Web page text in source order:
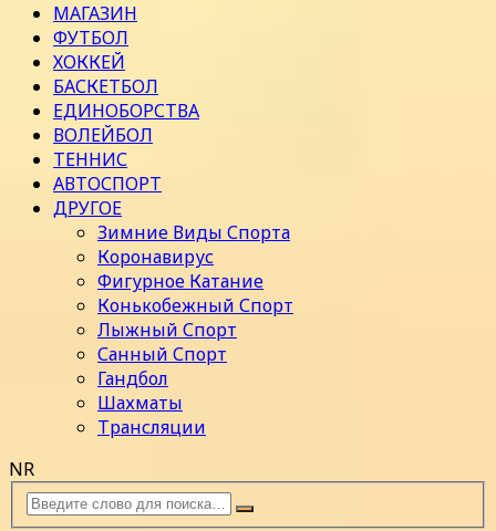
МАГАЗИН
ФУТБОЛ
ХОККЕЙ
БАСКЕТБОЛ
ЕДИНОБОРСТВА
ВОЛЕЙБОЛ
ТЕННИС
АВТОСПОРТ
ДРУГОЕ
Зимние Виды Спорта
Коронавирус
Фигурное Катание
Конькобежный Спорт
Лыжный Спорт
Санный Спорт
Гандбол
Шахматы
Трансляции
NR